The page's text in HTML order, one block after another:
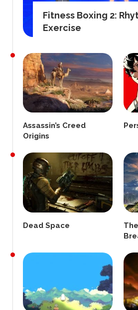
Fitness Boxing 2:
Exercise
Assassin’s Creed
Origins
Dead Space